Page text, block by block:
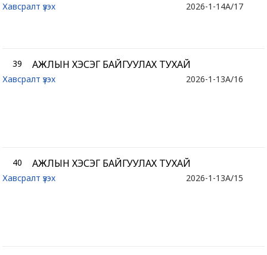
2026-1-14A/17
Хавсралт үзэх
39 АЖЛЫН ХЭСЭГ БАЙГУУЛАХ ТУХАЙ
2026-1-13A/16
Хавсралт үзэх
40 АЖЛЫН ХЭСЭГ БАЙГУУЛАХ ТУХАЙ
2026-1-13A/15
Хавсралт үзэх